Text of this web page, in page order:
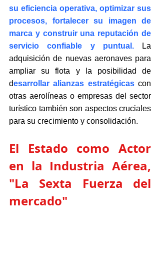
su eficiencia operativa, optimizar sus
procesos, fortalecer su imagen de
marca y construir una reputación de
servicio confiable y puntual. La
adquisición de nuevas aeronaves para
ampliar su flota y la posibilidad de
desarrollar alianzas estratégicas con
otras aerolíneas o empresas del sector
turístico también son aspectos cruciales
para su crecimiento y consolidación.
El Estado como Actor
en la Industria Aérea,
"La Sexta Fuerza del
mercado"